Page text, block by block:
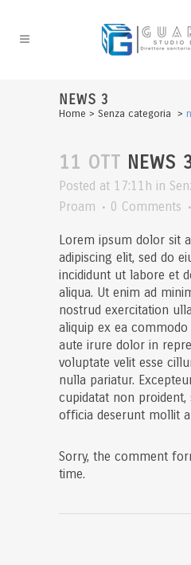
NEWS 3
Home > Senza categoria >
11 OTT NEWS
Posted at 17:11h in
Proam
0 Comments
Lorem ipsum dolor sit
adipiscing elit, sed do
incididunt ut labore et
aliqua. Ut enim ad
nostrud exercitation
aliquip ex ea commodo
aute irure dolor in
voluptate velit esse
nulla pariatur.
cupidatat non
officia deserunt mollit
Sorry, the comment
time.